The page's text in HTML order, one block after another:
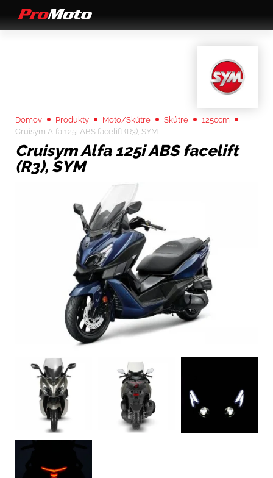
Domov Produkty Moto/Skútre Skútre
125ccm
Cruisym Alfa 125i ABS facelift (R3), SYM
Cruisym Alfa 125i ABS facelift
(R3), SYM